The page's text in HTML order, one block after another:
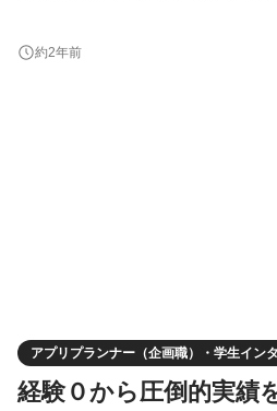
まで幅広い業務に挑戦したい方 ・世
ットサービスを生み出したい方 ・世
約2年前
アプリプランナー（企画職）・学生イン
経験０から圧倒的実績